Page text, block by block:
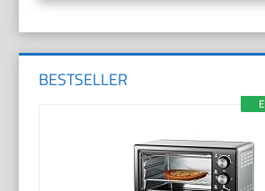
BESTSELLER